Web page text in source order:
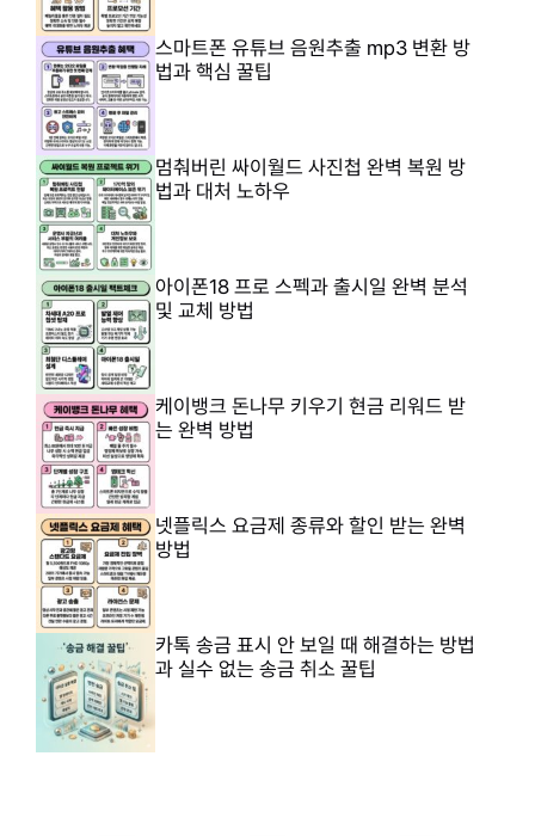
스마트폰 유튜브 음원추출 mp3 변환 방
법과 핵심 꿀팁
멈춰버린 싸이월드 사진첩 완벽 복원 방
법과 대처 노하우
아이폰18 프로 스펙과 출시일 완벽 분석
및 교체 방법
케이뱅크 돈나무 키우기 현금 리워드 받
는 완벽 방법
넷플릭스 요금제 종류와 할인 받는 완벽
방법
카톡 송금 표시 안 보일 때 해결하는 방법
과 실수 없는 송금 취소 꿀팁